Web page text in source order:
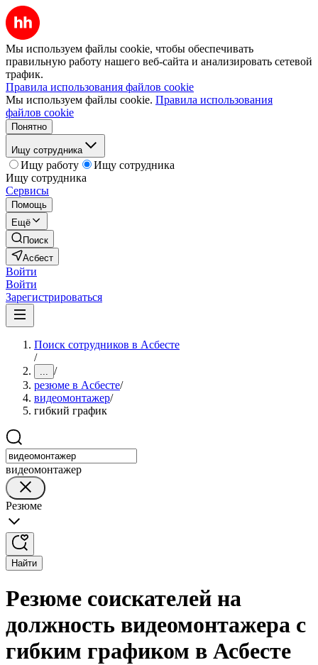
Мы используем файлы cookie, чтобы обеспечивать
правильную работу нашего веб-сайта и анализировать сетевой
трафик.
Правила использования файлов cookie
Мы используем файлы cookie. Правила использования
файлов cookie
Понятно
Ищу сотрудника
Ищу работу
Ищу сотрудника
Ищу сотрудника
Сервисы
Помощь
Ещё
Поиск
Асбест
Войти
Войти
Зарегистрироваться
Поиск сотрудников в Асбесте
/
... /
резюме в Асбесте/
видеомонтажер/
гибкий график
видеомонтажер
Резюме
Найти
Резюме соискателей на
должность видеомонтажера с
гибким графиком в Асбесте